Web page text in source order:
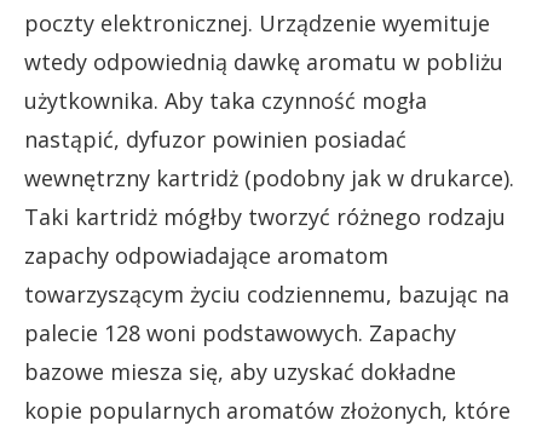
poczty elektronicznej. Urządzenie wyemituje
wtedy odpowiednią dawkę aromatu w pobliżu
użytkownika. Aby taka czynność mogła
nastąpić, dyfuzor powinien posiadać
wewnętrzny kartridż (podobny jak w drukarce).
Taki kartridż mógłby tworzyć różnego rodzaju
zapachy odpowiadające aromatom
towarzyszącym życiu codziennemu, bazując na
palecie 128 woni podstawowych. Zapachy
bazowe miesza się, aby uzyskać dokładne
kopie popularnych aromatów złożonych, które